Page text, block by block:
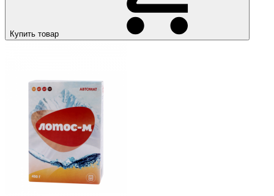
Купить товар